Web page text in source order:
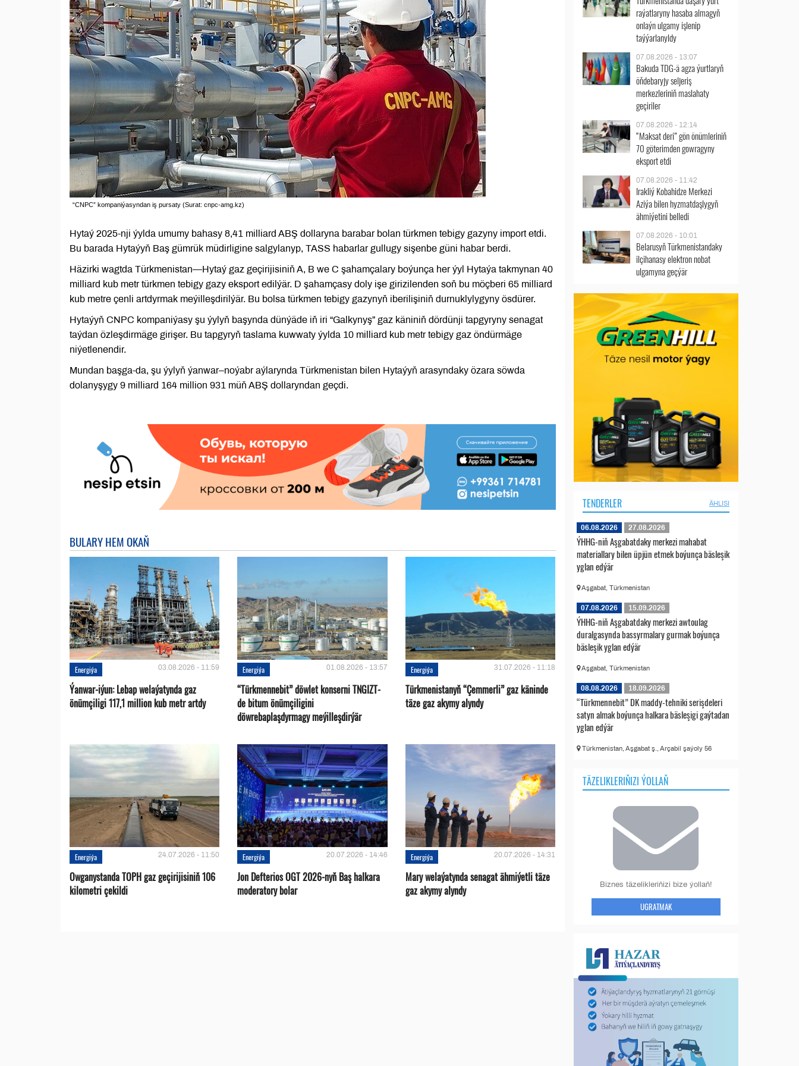
“CNPC” kompaniýasyndan iş pursaty (Surat: cnpc-amg.kz)
Hytaý 2025-nji ýylda umumy bahasy 8,41 milliard ABŞ dollaryna barabar bolan türkmen tebigy gazyny import etdi.
Bu barada Hytaýyň Baş gümrük müdirligine salgylanyp, TASS habarlar gullugy sişenbe güni habar berdi.
Häzirki wagtda Türkmenistan—Hytaý gaz geçirijisiniň A, B we C şahamçalary boýunça her ýyl Hytaýa takmynan 40
milliard kub metr türkmen tebigy gazy eksport edilýär. D şahamçasy doly işe girizilenden soň bu möçberi 65 milliard
kub metre çenli artdyrmak meýilleşdirilýär. Bu bolsa türkmen tebigy gazynyň iberilişiniň durnuklylygyny ösdürer.
Hytaýyň CNPC kompaniýasy şu ýylyň başynda dünýäde iň iri “Galkynyş” gaz käniniň dördünji tapgyryny senagat
taýdan özleşdirmäge girişer. Bu tapgyryň taslama kuwwaty ýylda 10 milliard kub metr tebigy gaz öndürmäge
niýetlenendir.
Mundan başga-da, şu ýylyň ýanwar–noýabr aýlarynda Türkmenistan bilen Hytaýyň arasyndaky özara söwda
dolanyşygy 9 milliard 164 million 931 müň ABŞ dollaryndan geçdi.
BULARY HEM OKAŇ
Energiýa 03.08.2026 - 11:59
Ýanwar-iýun: Lebap welaýatynda gaz
önümçiligi 117,1 million kub metr artdy
Energiýa 01.08.2026 - 13:57
“Türkmennebit” döwlet konserni TNGIZT-
de bitum önümçiligini
döwrebaplaşdyrmagy meýilleşdirýär
Energiýa 31.07.2026 - 11:18
Türkmenistanyň “Çemmerli” gaz käninde
täze gaz akymy alyndy
Energiýa 24.07.2026 - 11:50
Owganystanda TOPH gaz geçirijisiniň 106
kilometri çekildi
Energiýa 20.07.2026 - 14:46
Jon Defterios OGT 2026-nyň Baş halkara
moderatory bolar
Energiýa 20.07.2026 - 14:31
Mary welaýatynda senagat ähmiýetli täze
gaz akymy alyndy
raýatlaryny hasaba almagyň
onlaýn ulgamy işlenip
taýýarlanyldy
07.08.2026 - 13:07
Bakuda TDG-ä agza ýurtlaryň
öňdebaryjy seljeriş
merkezleriniň maslahaty
geçiriler
07.08.2026 - 12:14
“Maksat deri” gön önümleriniň
70 göterimden gowragyny
eksport etdi
07.08.2026 - 11:42
Irakliý Kobahidze Merkezi
Aziýa bilen hyzmatdaşlygyň
ähmiýetini belledi
07.08.2026 - 10:01
Belarusyň Türkmenistandaky
ilçihanasy elektron nobat
ulgamyna geçýär
TENDERLER ÄHLISI
06.08.2026 27.08.2026
ÝHHG-niň Aşgabatdaky merkezi mahabat
materiallary bilen üpjün etmek boýunça bäsleşik
yglan edýär
Aşgabat, Türkmenistan
07.08.2026 15.09.2026
ÝHHG-niň Aşgabatdaky merkezi awtoulag
duralgasynda bassyrmalary gurmak boýunça
bäsleşik yglan edýär
Aşgabat, Türkmenistan
08.08.2026 18.09.2026
“Türkmennebit” DK maddy-tehniki serişdeleri
satyn almak boýunça halkara bäsleşigi gaýtadan
yglan edýär
Türkmenistan, Aşgabat ş., Arçabil şaýoly 56
TÄZELIKLERIŇIZI ÝOLLAŇ
Biznes täzelikleriňizi bize ýollaň!
UGRATMAK